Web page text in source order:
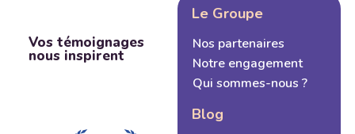
Vos témoignages
nous inspirent
Le Groupe
Nos partenaires
Notre engagement
Qui sommes-nous ?
Blog